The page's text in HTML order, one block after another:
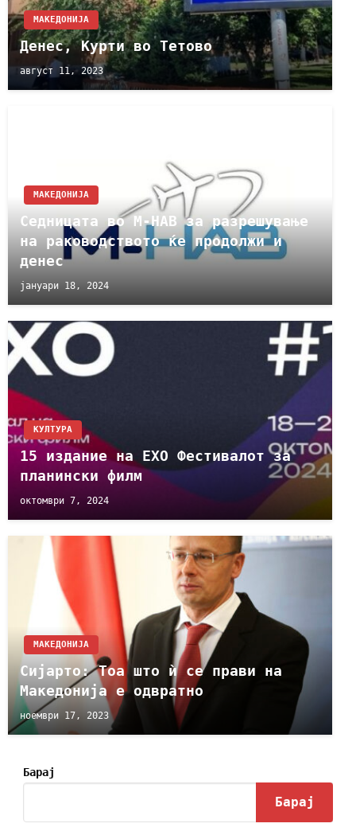
МАКЕДОНИЈА
Денес, Курти во Тетово
август 11, 2023
МАКЕДОНИЈА
Седницата во М-НАВ за разрешување
на раководството ќе продолжи и
денес
јануари 18, 2024
КУЛТУРА
15 издание на ЕХО Фестивалот за
планински филм
октомври 7, 2024
МАКЕДОНИЈА
Сијарто: Тоа што ѝ се прави на
Македонија е одвратно
ноември 17, 2023
Барај
Барај